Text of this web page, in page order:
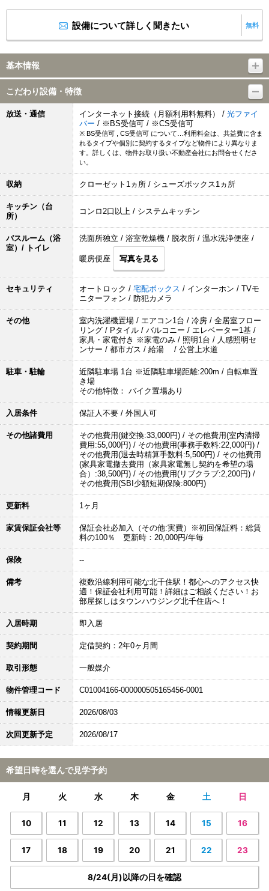
設備について詳しく聞きたい 無料
基本情報
こだわり設備・特徴
放送・通信 インターネット接続（月額利用料無料） / 光ファイ
バー / ※BS受信可 / ※CS受信可
※ BS受信可 , CS受信可 について…利用料金は、共益費に含ま
れるタイプや個別に契約するタイプなど物件により異なりま
す。詳しくは、物件お取り扱い不動産会社にお問合せくださ
い。
収納 クローゼット1ヵ所 / シューズボックス1ヵ所
キッチン（台
所）
コンロ2口以上 / システムキッチン
バスルーム（浴
室）/ トイレ
洗面所独立 / 浴室乾燥機 / 脱衣所 / 温水洗浄便座 /
暖房便座 写真を見る
セキュリティ オートロック / 宅配ボックス / インターホン / TVモ
ニターフォン / 防犯カメラ
その他
室内洗濯機置場 / エアコン1台 / 冷房 / 全居室フロー
リング / Pタイル / バルコニー / エレベーター1基 /
家具・家電付き ※家電のみ / 照明1台 / 人感照明セ
ンサー / 都市ガス / 給湯 / 公営上水道
駐車・駐輪
近隣駐車場 1台 ※近隣駐車場距離:200m / 自転車置
き場
その他特徴： バイク置場あり
入居条件 保証人不要 / 外国人可
その他諸費用
その他費用(鍵交換:33,000円) / その他費用(室内清掃
費用:55,000円) / その他費用(事務手数料:22,000円) /
その他費用(退去時精算手数料:5,500円) / その他費用
(家具家電撤去費用（家具家電無し契約を希望の場
合）:38,500円) / その他費用(リブクラブ:2,200円) /
その他費用(SBI少額短期保険:800円)
更新料 1ヶ月
家賃保証会社等
保証会社必加入（その他:実費）※初回保証料：総賃
料の100％ 更新時：20,000円/年毎
保険 --
備考
複数沿線利用可能な北千住駅！都心へのアクセス快
適！保証会社利用可能！詳細はご相談ください！お
部屋探しはタウンハウジング北千住店へ！
入居時期 即入居
契約期間 定借契約：2年0ヶ月間
取引形態 一般媒介
物件管理コード C01004166-000000505165456-0001
情報更新日 2026/08/03
次回更新予定 2026/08/17
希望日時を選んで見学予約
月 火 水 木 金 土 日
10 11 12 13 14 15 16
17 18 19 20 21 22 23
8/24(月)以降の日を確認